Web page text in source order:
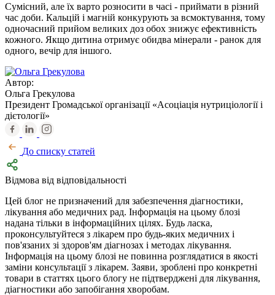
Сумісний, але їх варто розносити в часі - приймати в різний
час доби. Кальцій і магній конкурують за всмоктування, тому
одночасний прийом великих доз обох знижує ефективність
кожного. Якщо дитина отримує обидва мінерали - ранок для
одного, вечір для іншого.
Автор:
Ольга Грекулова
Президент Громадської організації «Асоціація нутриціології і
дієтології»
До списку статей
Відмова від відповідальності
Цей блог не призначений для забезпечення діагностики,
лікування або медичних рад. Інформація на цьому блозі
надана тільки в інформаційних цілях. Будь ласка,
проконсультуйтеся з лікарем про будь-яких медичних і
пов'язаних зі здоров'ям діагнозах і методах лікування.
Інформація на цьому блозі не повинна розглядатися в якості
заміни консультації з лікарем. Заяви, зроблені про конкретні
товари в статтях цього блогу не підтверджені для лікування,
діагностики або запобігання хворобам.